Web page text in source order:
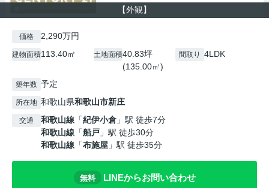
【外観】
価格 2,290万円
建物面積113.40㎡ 土地面積40.83坪
(135.00㎡)
間取り 4LDK
築年数 予定
所在地 和歌山県和歌山市新庄
交通 和歌山線 「紀伊小倉 」駅 徒歩7分
和歌山線 「船戸 」駅 徒歩30分
和歌山線 「布施屋 」駅 徒歩35分
無料 LINEからお問い合わせ